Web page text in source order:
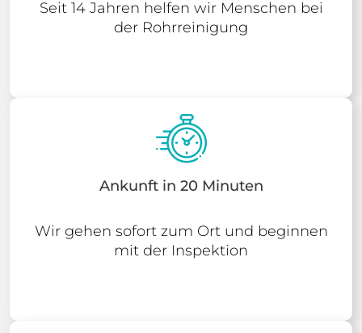
Seit 14 Jahren helfen wir Menschen bei
der Rohrreinigung
Ankunft in 20 Minuten
Wir gehen sofort zum Ort und beginnen
mit der Inspektion